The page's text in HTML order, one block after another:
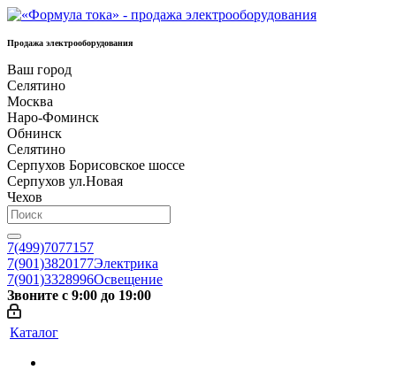
Продажа электрооборудования
Ваш город
Селятино
Москва
Наро-Фоминск
Обнинск
Селятино
Серпухов Борисовское шоссе
Серпухов ул.Новая
Чехов
7(499)7077157
7(901)3820177Электрика
7(901)3328996Освещение
Звоните с 9:00 до 19:00
Каталог